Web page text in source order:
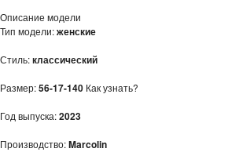
Описание модели
Тип модели:женские
Стиль:классический
Размер:56-17-140 Как узнать?
Год выпуска:2023
Производство:Marcolin